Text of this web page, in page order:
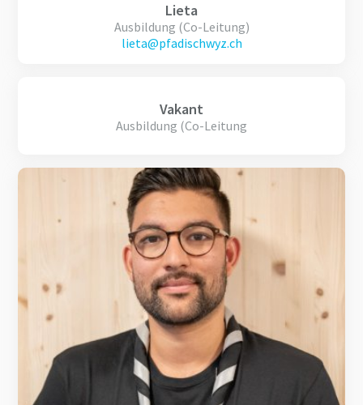
Lieta
Ausbildung (Co-Leitung)
lieta@pfadischwyz.ch
Vakant
Ausbildung (Co-Leitung